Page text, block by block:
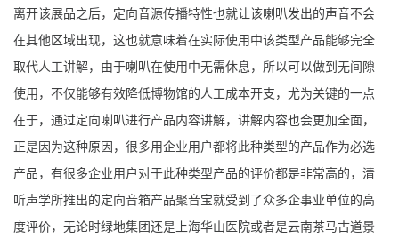
离开该展品之后，定向音源传播特性也就让该喇叭发出的声音不会
在其他区域出现，这也就意味着在实际使用中该类型产品能够完全
取代人工讲解，由于喇叭在使用中无需休息，所以可以做到无间隙
使用，不仅能够有效降低博物馆的人工成本开支，尤为关键的一点
在于，通过定向喇叭进行产品内容讲解，讲解内容也会更加全面，
正是因为这种原因，很多用企业用户都将此种类型的产品作为必选
产品，有很多企业用户对于此种类型产品的评价都是非常高的，清
听声学所推出的定向音箱产品聚音宝就受到了众多企事业单位的高
度评价，无论时绿地集团还是上海华山医院或者是云南茶马古道景